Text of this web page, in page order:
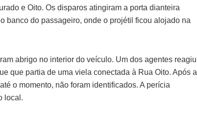
e Oito. Os disparos atingiram a porta dianteira
banco do passageiro, onde o projétil ficou alojado na
abrigo no interior do veículo. Um dos agentes reagiu
que partia de uma viela conectada à Rua Oito. Após a
o momento, não foram identificados. A perícia
local.